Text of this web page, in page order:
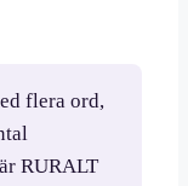
flera ord,
RURALT